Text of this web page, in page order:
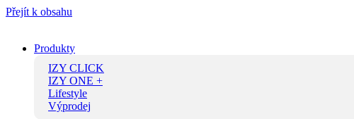
Přejít k obsahu
Produkty
IZY CLICK
IZY ONE +
Lifestyle
Výprodej